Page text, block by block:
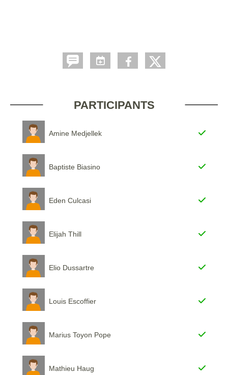
PARTICIPANTS
Amine Medjellek
Baptiste Biasino
Eden Culcasi
Elijah Thill
Elio Dussartre
Louis Escoffier
Marius Toyon Pope
Mathieu Haug